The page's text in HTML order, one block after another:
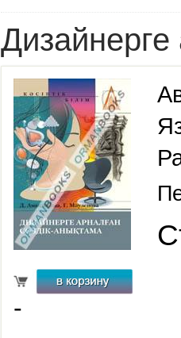
Дизайнерге
-